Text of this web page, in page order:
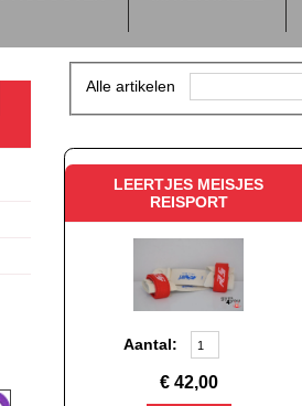
Alle artikelen
LEERTJES MEISJES
REISPORT
Aantal:
€ 42,00